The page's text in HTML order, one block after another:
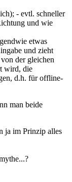
- evtl. schneller
und wie
etwas
und zieht
der gleichen
wird, die
d.h. für offline-
man beide
ja im Prinzip alles